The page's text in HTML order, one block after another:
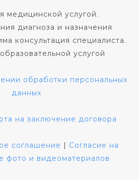
медицинской услугой.
диагноза и назначения
консультация специалиста.
услугой
обработки персональных
данных
на заключение договора
соглашение | Согласие на
фото и видеоматериалов